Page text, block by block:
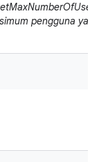
pengguna